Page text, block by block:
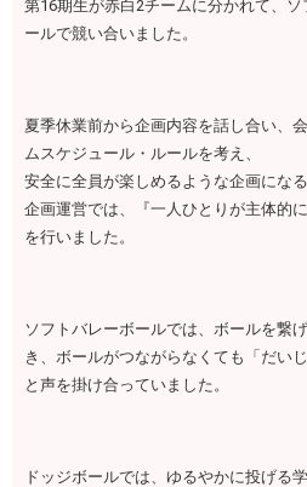
第16期生が赤白2チームに分かれて、
ールで競い合いました。
夏季休業前から企画内容を話し合い、
ムスケジュール・ルールを考え、
安全に全員が楽しめるような企画にな
企画運営では、『一人ひとりが主体的
を行いました。
ソフトバレーボールでは、ボールを繋
き、ボールがつながらなくても「だい
と声を掛け合っていました。
ドッジボールでは、ゆるやかに投げる